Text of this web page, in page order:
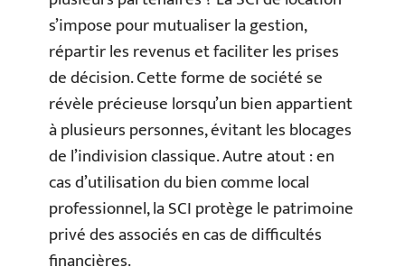
s’impose pour mutualiser la gestion,
répartir les revenus et faciliter les prises
de décision. Cette forme de société se
révèle précieuse lorsqu’un bien appartient
à plusieurs personnes, évitant les blocages
de l’indivision classique. Autre atout : en
cas d’utilisation du bien comme local
professionnel, la SCI protège le patrimoine
privé des associés en cas de difficultés
financières.